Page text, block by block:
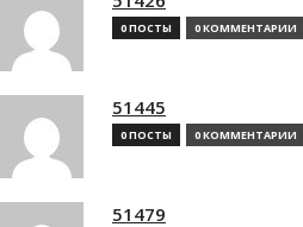
0 ПОСТЫ 0 КОММЕНТАРИИ
51445
0 ПОСТЫ 0 КОММЕНТАРИИ
51479